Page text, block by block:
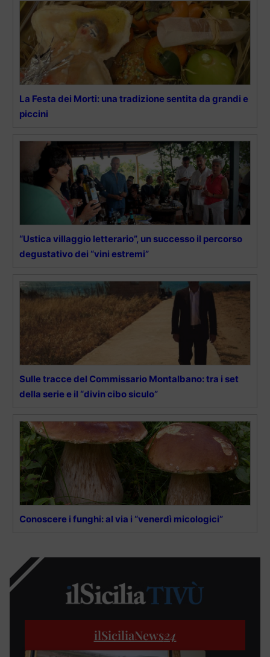
La Festa dei Morti: una tradizione sentita da grandi e
piccini
“Ustica villaggio letterario”, un successo il percorso
degustativo dei “vini estremi”
Sulle tracce del Commissario Montalbano: tra i set
della serie e il “divin cibo siculo”
Conoscere i funghi: al via i “venerdì micologici”
ilSiciliaNews24